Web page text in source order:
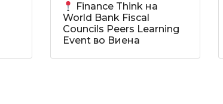
Finance Think на
World Bank Fiscal
Councils Peers Learning
Event во Виена